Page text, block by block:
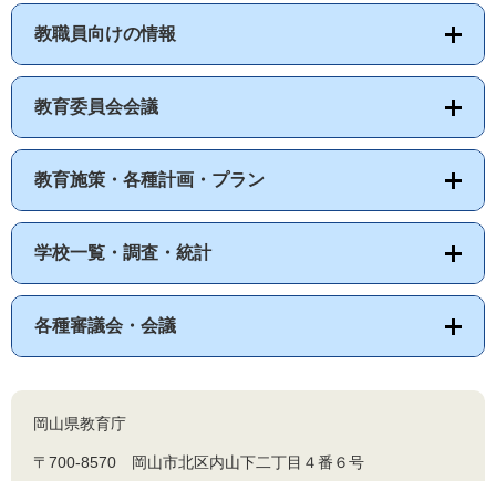
教職員向けの情報
教育委員会会議
教育施策・各種計画・プラン
学校一覧・調査・統計
各種審議会・会議
岡山県教育庁
〒700-8570 岡山市北区内山下二丁目４番６号